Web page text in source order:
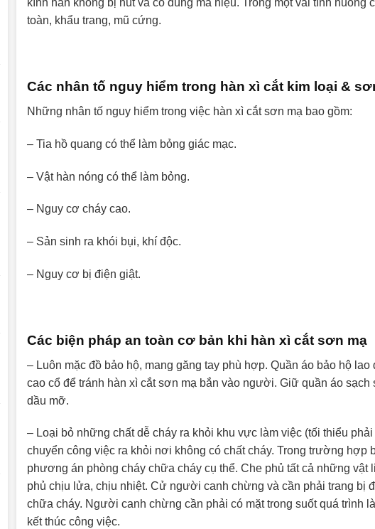
kính hàn không bị nút và có đúng mã hiệu. Trong một vài tình huống
toàn, khẩu trang, mũ cứng.
Các nhân tố nguy hiểm trong hàn xì cắt kim loại &
Những nhân tố nguy hiểm trong việc hàn xì cắt sơn mạ bao gồm:
– Tia hồ quang có thể làm bỏng giác mạc.
– Vật hàn nóng có thể làm bỏng.
– Nguy cơ cháy cao.
– Sản sinh ra khói bụi, khí độc.
– Nguy cơ bị điện giật.
Các biện pháp an toàn cơ bản khi hàn xì cắt sơn mạ
– Luôn mặc đồ bảo hộ, mang găng tay phù hợp. Quần áo bảo hộ
cao cổ để tránh hàn xì cắt sơn mạ bắn vào người. Giữ quần áo sạch
dầu mỡ.
– Loại bỏ những chất dễ cháy ra khỏi khu vực làm việc (tối thiểu
chuyển công việc ra khỏi nơi không có chất cháy. Trong trường hợp
phương án phòng cháy chữa cháy cụ thể. Che phủ tất cả những vật
phủ chịu lửa, chịu nhiệt. Cử người canh chừng và cần phải trang bị
chữa cháy. Người canh chừng cần phải có mặt trong suốt quá trình
kết thúc công việc.